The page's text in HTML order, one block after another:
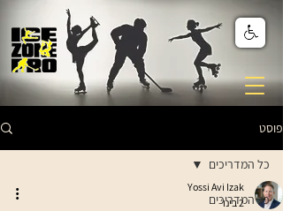
פוסט
כל המדריכים
כל המדריכים
Yossi Avi Izak
2 בינו׳